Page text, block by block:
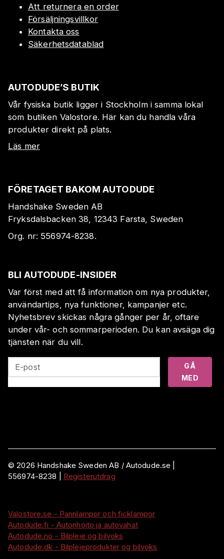
Att returnera en order
Försäljningsvillkor
Kontakta oss
Säkerhetsdatablad
AUTODUDE’S BUTIK
Vår fysiska butik ligger i Stockholm i samma lokal
som butiken Valostore. Här kan du handla våra
produkter direkt på plats.
Läs mer
FÖRETAGET BAKOM AUTODUDE
Handshake Sweden AB
Fryksdalsbacken 38, 12343 Farsta, Sweden
Org. nr: 556974-8238.
BLI AUTODUDE-INSIDER
Var först med att få information om nya produkter,
användartips, nya funktioner, kampanjer etc.
Nyhetsbrev skickas några gånger per år, oftare
under vår- och sommarperioden. Du kan avsäga dig
tjänsten när du vill.
E-post
GÅ
MED
©2026 Handshake Sweden AB / Autodude.se |
556974-8238
Registerutdrag
Valostore.se - Pannlampor och ficklampor
Autodude.fi - Autonhoito ja autovahat
Autodude.no - Bilpleie og bilvoks
Autodude.dk - Bilplejeprodukter og bilvoks